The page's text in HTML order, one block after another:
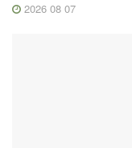
2026 08 07